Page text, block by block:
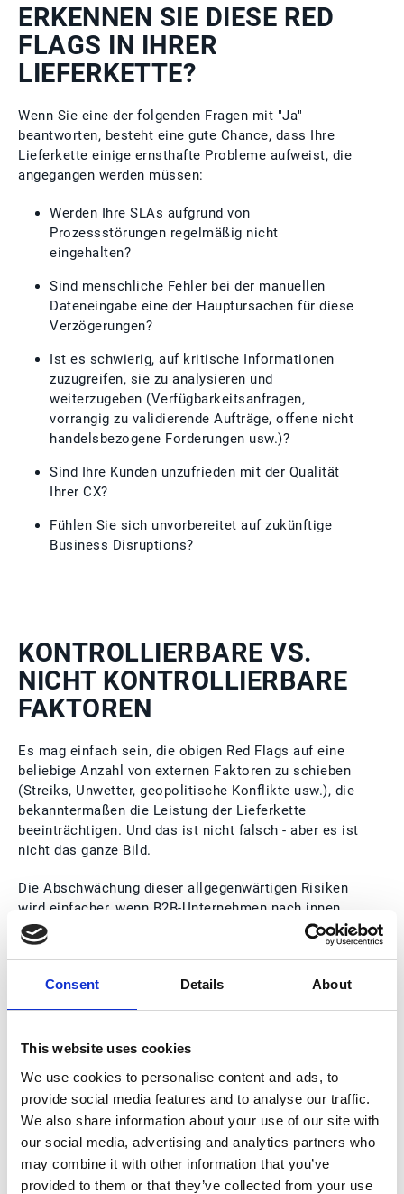
Consent Details About
This website uses cookies
We use cookies to personalise content and ads, to
provide social media features and to analyse our traffic.
We also share information about your use of our site with
our social media, advertising and analytics partners who
may combine it with other information that you’ve
provided to them or that they’ve collected from your use
ERKENNEN SIE DIESE RED
FLAGS IN IHRER
LIEFERKETTE?
Wenn Sie eine der folgenden Fragen mit "Ja"
beantworten, besteht eine gute Chance, dass Ihre
Lieferkette einige ernsthafte Probleme aufweist, die
angegangen werden müssen:
Werden Ihre SLAs aufgrund von
Prozessstörungen regelmäßig nicht
eingehalten?
Sind menschliche Fehler bei der manuellen
Dateneingabe eine der Hauptursachen für diese
Verzögerungen?
Ist es schwierig, auf kritische Informationen
zuzugreifen, sie zu analysieren und
weiterzugeben (Verfügbarkeitsanfragen,
vorrangig zu validierende Aufträge, offene nicht
handelsbezogene Forderungen usw.)?
Sind Ihre Kunden unzufrieden mit der Qualität
Ihrer CX?
Fühlen Sie sich unvorbereitet auf zukünftige
Business Disruptions?
KONTROLLIERBARE VS.
NICHT KONTROLLIERBARE
FAKTOREN
Es mag einfach sein, die obigen Red Flags auf eine
beliebige Anzahl von externen Faktoren zu schieben
(Streiks, Unwetter, geopolitische Konflikte usw.), die
bekanntermaßen die Leistung der Lieferkette
beeinträchtigen. Und das ist nicht falsch - aber es ist
nicht das ganze Bild.
Die Abschwächung dieser allgegenwärtigen Risiken
wird einfacher, wenn B2B-Unternehmen nach innen
blicken und die internen Prozesse identifizieren, die
oft die Ursache für häufige Probleme sind.
Ein manueller B2B-Kundenservice ist zum Beispiel
oft mit hohen Kosten und Fehlern, eingeschränkter
verbunden - alles kontrollierbare Faktoren, die direkt
zusammenhängen.
VORTEILE DER